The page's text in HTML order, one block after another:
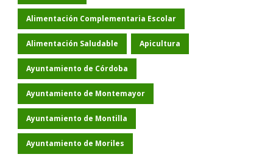
Alimentación Complementaria Escolar
Alimentación Saludable Apicultura
Ayuntamiento de Córdoba
Ayuntamiento de Montemayor
Ayuntamiento de Montilla
Ayuntamiento de Moriles